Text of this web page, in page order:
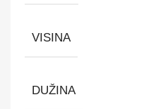
VISINA
DUŽINA